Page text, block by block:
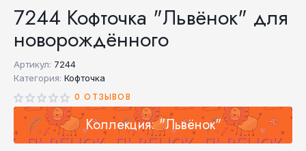
7244 Кофточка "Львёнок" для
новорождённого
Артикул: 7244
Категория: Кофточка
0 ОТЗЫВОВ
Коллекция: "Львёнок"